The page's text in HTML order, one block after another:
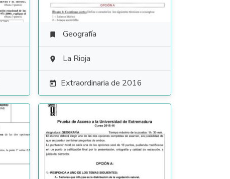
 Geografía
 La Rioja
 Extraordinaria de 2016